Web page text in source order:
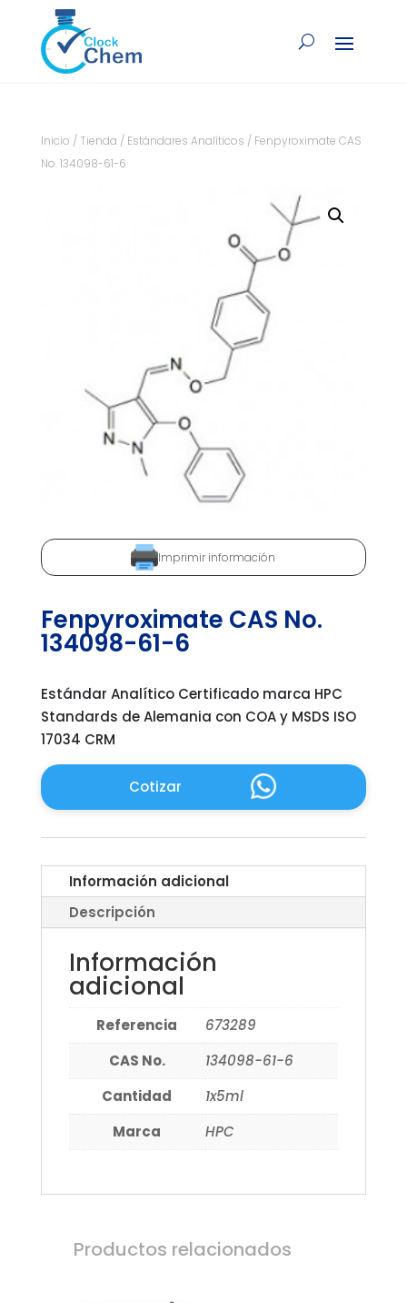
Inicio / Tienda / Estándares Analíticos / Fenpyroximate CAS
No. 134098-61-6
Imprimir información
Fenpyroximate CAS No.
134098-61-6
Estándar Analítico Certificado marca HPC
Standards de Alemania con COA y MSDS ISO
17034 CRM
Cotizar
Información adicional
Descripción
Información
adicional
Referencia
673289
CAS No.
134098-61-6
Cantidad
1x5ml
Marca
HPC
Productos relacionados